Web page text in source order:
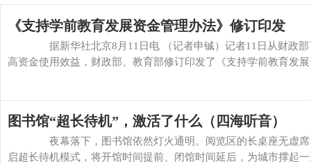
《支持学前教育发展资金管理办法》修订印发
据新华社北京8月11日电 （记者申铖）记者11日从财政部了
高资金使用效益，财政部、教育部修订印发了《支持学前教育
图书馆“超长待机”，激活了什么（四海听音）
夜幕落下，图书馆依然灯火通明。阅览区的长桌座无虚席
启超长待机模式，将开馆时间提前、闭馆时间延后，为城市撑